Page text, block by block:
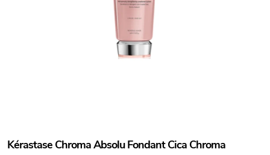
Kérastase Chroma Absolu Fondant Cica Chroma